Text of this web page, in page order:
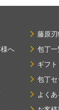
へ
藤原刃
包丁一
ギフト
包丁セ
よく